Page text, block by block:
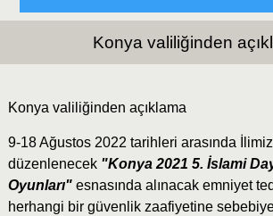
Konya valiliğinden
Konya valiliğinden açıklama
9-18 Ağustos 2022 tarihleri arasında
düzenlenecek "Konya 2021 5. İslami
Oyunları"esnasında alınacak emniyet
herhangi bir güvenlik zaafiyetine